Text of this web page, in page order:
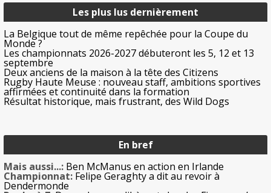
Les plus lus dernièrement
La Belgique tout de même repêchée pour la Coupe du
Monde ?
Les championnats 2026-2027 débuteront les 5, 12 et 13
septembre
Deux anciens de la maison à la tête des Citizens
Rugby Haute Meuse : nouveau staff, ambitions sportives
affirmées et continuité dans la formation
Résultat historique, mais frustrant, des Wild Dogs
En bref
Mais aussi...: Ben McManus en action en Irlande
Championnat: Felipe Geraghty a dit au revoir à
Dendermonde